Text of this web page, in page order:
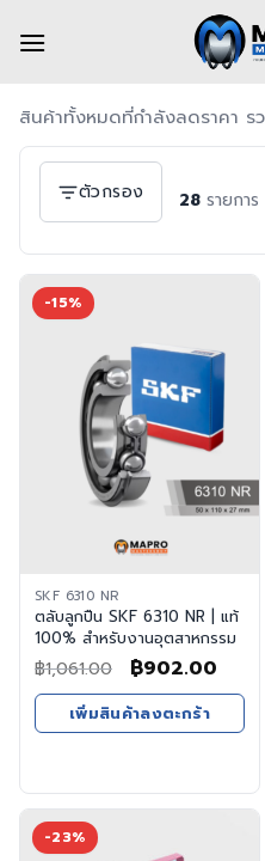
สินค้าทั้งหมดที่กำลังลดราคา ร
ตัวกรอง 28 รายการ
-15%
SKF 6310 NR
ตลับลูกปืน SKF 6310 NR | แท้
100% สำหรับงานอุตสาหกรรม
฿1,061.00
Original
price
was:
฿902.00
price
is:
฿
เพิ่มสินค้าลงตะกร้า
-23%